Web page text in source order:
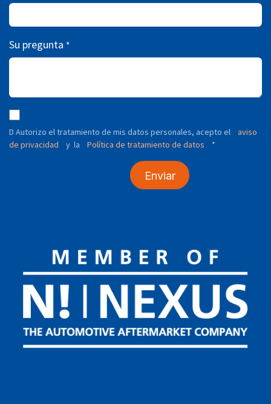
Su pregunta *
D Autorizo ​​el tratamiento de mis datos personales, acepto el
aviso
de privacidad
y la Política de tratamiento de datos *
Enviar